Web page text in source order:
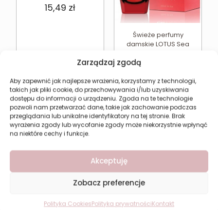
Zarządzaj zgodą
Aby zapewnić jak najlepsze wrażenia, korzystamy z technologii,
takich jak pliki cookie, do przechowywania i/lub uzyskiwania
dostępu do informacji o urządzeniu. Zgoda na te technologie
pozwoli nam przetwarzać dane, takie jak zachowanie podczas
przeglądania lub unikalne identyfikatory na tej stronie. Brak
wyrażenia zgody lub wycofanie zgody może niekorzystnie wpłynąć
na niektóre cechy i funkcje.
Akceptuję
Zobacz preferencje
Polityka CookiesPolityka prywatnościKontakt
15,49 zł
Dodaj do koszyka
Świeże perfumy
damskie LOTUS Sea
Dodaj do koszyka
Revers Cosmetics